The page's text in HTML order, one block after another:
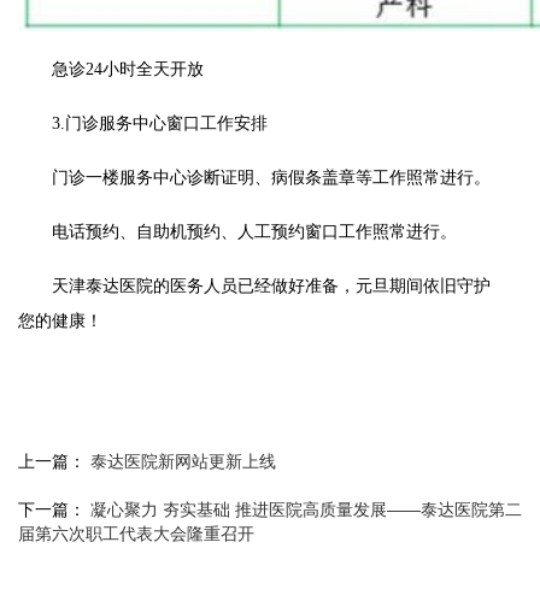
急诊24小时全天开放
3.门诊服务中心窗口工作安排
门诊一楼服务中心诊断证明、病假条盖章等工作照常进行。
电话预约、自助机预约、人工预约窗口工作照常进行。
天津泰达医院的医务人员已经做好准备，元旦期间依旧守护
您的健康！
上一篇： 泰达医院新网站更新上线
下一篇：
凝心聚力 夯实基础 推进医院高质量发展——泰达医院第二
届第六次职工代表大会隆重召开